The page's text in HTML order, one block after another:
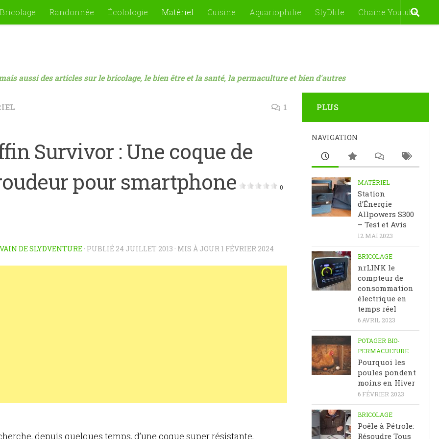
Bricolage Randonnée Écolologie Matériel Cuisine Aquariophilie SlyDlife Chaine Youtube
aussi des articles sur le bricolage, le bien être et la santé, la permaculture et bien d'autres
1
Survivor : Une coque de
pour smartphone
0
DE SLYDVENTURE · PUBLIÉ 24 JUILLET 2013 · MIS À JOUR 1 FÉVRIER 2024
depuis quelques temps, d’une coque super résistante,
PLUS
NAVIGATION
MATÉRIEL
Station
d’Énergie
Allpowers S300
– Test et Avis
12 MAI 2023
BRICOLAGE
nrLINK le
compteur de
consommation
électrique en
temps réel
6 AVRIL 2023
POTAGER BIO-
PERMACULTURE
Pourquoi les
poules pondent
moins en Hiver
6 FÉVRIER 2023
BRICOLAGE
Poêle à Pétrole:
Résoudre Tous